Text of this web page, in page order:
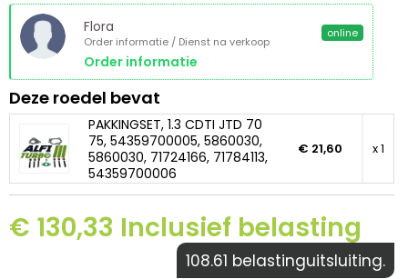
Flora
Order informatie / Dienst na verkoop
Order informatie
online
Deze roedel bevat
PAKKINGSET, 1.3 CDTI JTD 70
75, 54359700005, 5860030,
5860030, 71724166, 71784113,
54359700006
€ 21,60 x 1
€ 130,33 Inclusief belasting
108.61 belastinguitsluiting.